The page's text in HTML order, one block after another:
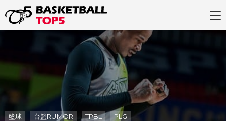
籃球 台籃RUMOR TPBL PLG